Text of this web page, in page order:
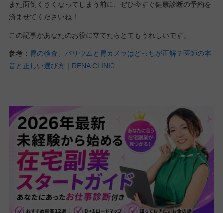
また面倒くさくなってしまう前に、ぜひ今すぐ健康診断の予約を
済ませてくださいね！
この記事があなたのお役に立てたらとてもうれしいです。
参考： 胃の検査、バリウムと胃カメラはどっちが正解？医師の本
音と正しい選び方｜RENA CLINIC